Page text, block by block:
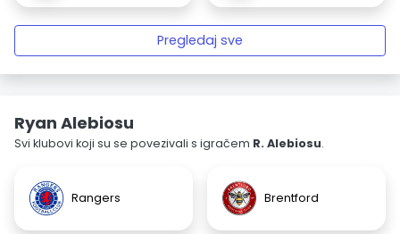
Pregledaj sve
Ryan Alebiosu
Svi klubovi koji su se povezivali s igračem R. Alebiosu.
Rangers Brentford